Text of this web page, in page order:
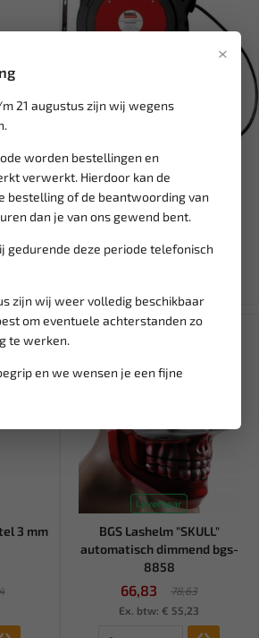
×
21 augustus zijn wij wegens
worden bestellingen en
verwerkt. Hierdoor kan de
bestelling of de beantwoording van
dan je van ons gewend bent.
gedurende deze periode telefonisch
zijn wij weer volledig beschikbaar
om eventuele achterstanden zo
te werken.
en we wensen je een fijne
klem
RODAC Slanghaspel PU
8x12mm - 15 meter RA8830
Ex. btw: € 169,00
3 mm
SALE!
Leverbaar
BGS Lashelm "SKULL"
automatisch dimmend bgs-
8858
66,83
78,63
Ex. btw: € 55,23